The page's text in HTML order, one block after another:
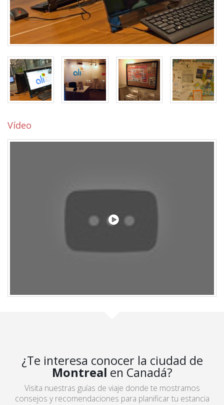
Vídeo
¿Te interesa conocer la ciudad de
Montreal en Canadá?
Visita nuestras guías de viaje donde te mostramos
consejos y recomendaciones para planificar tu estancia